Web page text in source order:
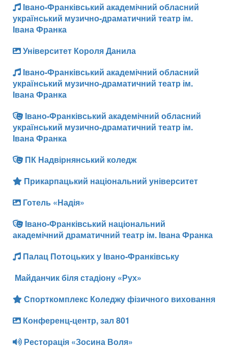
Івано-Франківський академічний обласний
український музично-драматичний театр ім.
Івана Франка
Університет Короля Данила
Івано-Франківський академічний обласний
український музично-драматичний театр ім.
Івана Франка
Івано-Франківський академічний обласний
український музично-драматичний театр ім.
Івана Франка
ПК Надвірнянський коледж
Прикарпацький національний університет
Готель «Надія»
Івано-Франківський національний
академічний драматичний театр ім. Івана Франка
Палац Потоцьких у Івано-Франківську
Майданчик біля стадіону «Рух»
Спорткомплекс Коледжу фізичного виховання
Конференц-центр, зал 801
Ресторація «Зосина Воля»